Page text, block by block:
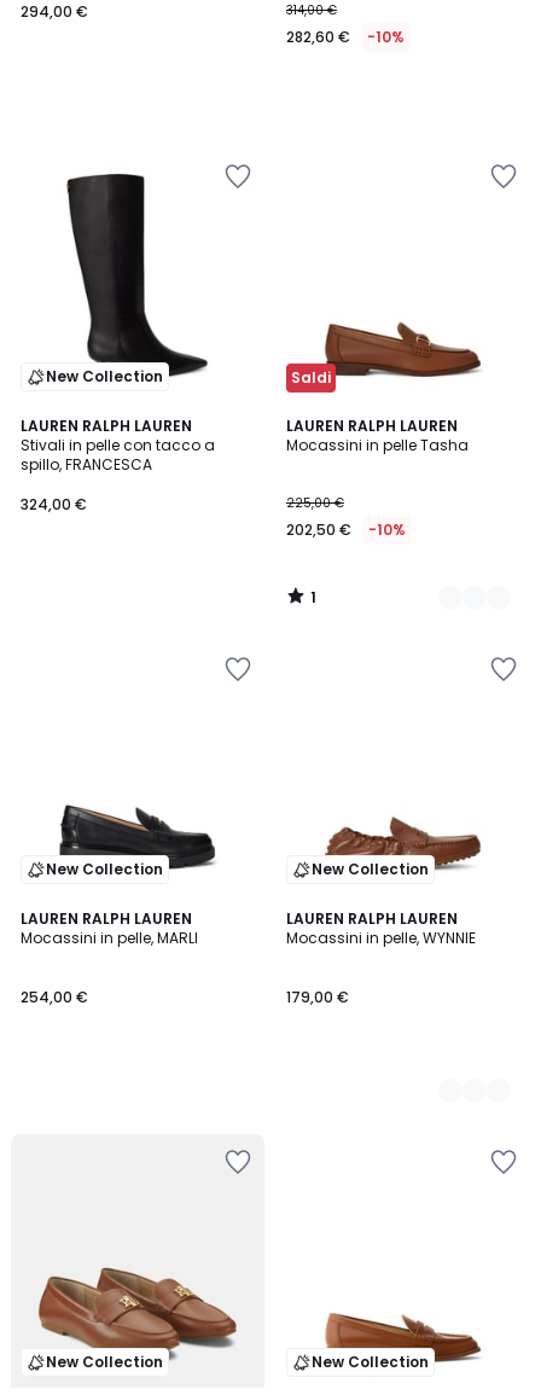
294,00 € 314,00 €
282,60 € -10%
New Collection
LAUREN RALPH LAUREN
Stivali in pelle con tacco a
spillo, FRANCESCA
324,00 €
Saldi
LAUREN RALPH LAUREN
Mocassini in pelle Tasha
225,00 €
202,50 € -10%
1
/
2
Colori
1
/
New Collection
LAUREN RALPH LAUREN
Mocassini in pelle, MARLI
254,00 €
New Collection
LAUREN RALPH LAUREN
Mocassini in pelle, WYNNIE
179,00 €
2
Colori
New Collection New Collection